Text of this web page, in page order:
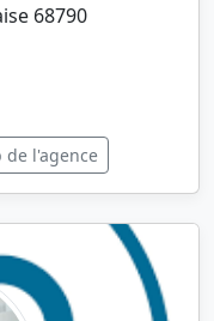
68790
de l'agence